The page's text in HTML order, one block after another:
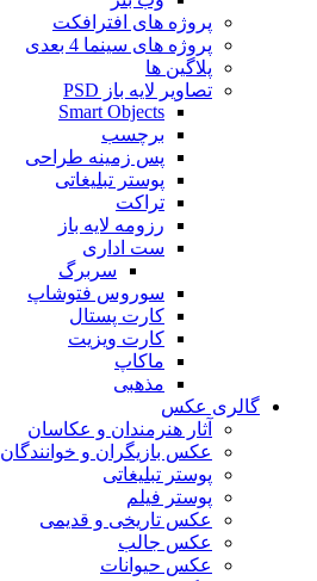
پروژه های افترافکت
پروژه های سینما 4 بعدی
پلاگین ها
تصاویر لایه باز PSD
Smart Objects
برچسب
پس زمینه طراحی
پوستر تبلیغاتی
تراکت
رزومه لایه باز
ست اداری
سربرگ
سوروس فتوشاپ
کارت پستال
کارت ویزیت
ماکاپ
مذهبی
گالری عکس
آثار هنرمندان و عکاسان
عکس بازیگران و خوانندگان
پوستر تبلیغاتی
پوستر فیلم
عکس تاریخی و قدیمی
عکس جالب
عکس حیوانات